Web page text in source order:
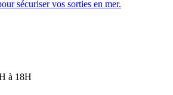
sécuriser vos sorties en mer.
à 18H